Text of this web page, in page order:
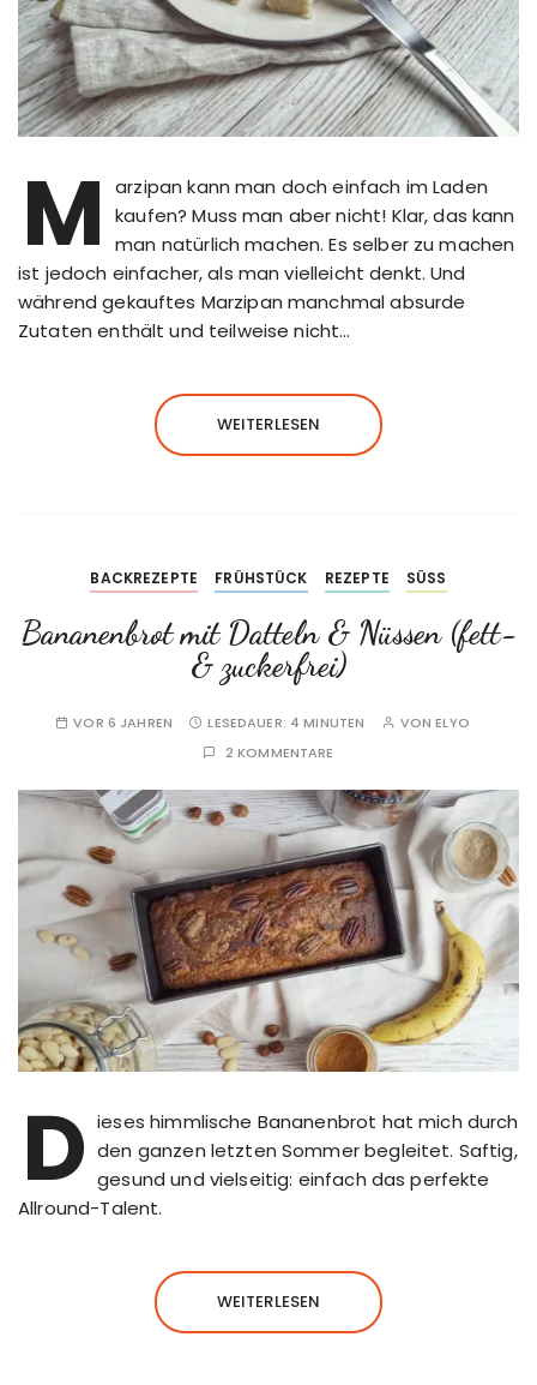
M
arzipan kann man doch einfach im Laden
kaufen? Muss man aber nicht! Klar, das kann
man natürlich machen. Es selber zu machen
ist jedoch einfacher, als man vielleicht denkt. Und
während gekauftes Marzipan manchmal absurde
Zutaten enthält und teilweise nicht…
WEITERLESEN
BACKREZEPTE FRÜHSTÜCK REZEPTE SÜSS
Bananenbrot mit Datteln & Nüssen (fett-
& zuckerfrei)
VOR 6 JAHREN LESEDAUER: 4 MINUTEN VONELYO
2 KOMMENTARE
D ieses himmlische Bananenbrot hat mich durch
den ganzen letzten Sommer begleitet. Saftig,
gesund und vielseitig: einfach das perfekte
Allround-Talent.
WEITERLESEN